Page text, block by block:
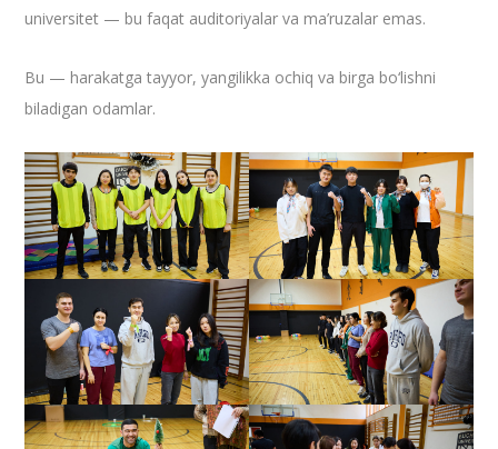
universitet — bu faqat auditoriyalar va ma’ruzalar emas.
Bu — harakatga tayyor, yangilikka ochiq va birga bo‘lishni
biladigan odamlar.